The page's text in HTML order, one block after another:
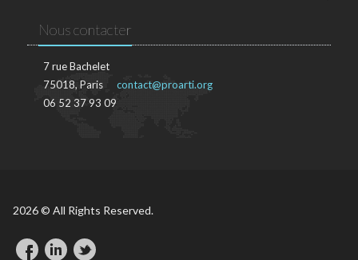
Nous contacter
7 rue Bachelet
75018, Paris
06 52 37 93 09
contact@proarti.org
2026 © All Rights Reserved.